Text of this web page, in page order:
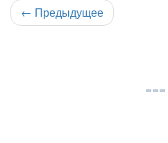
← Предыдущее